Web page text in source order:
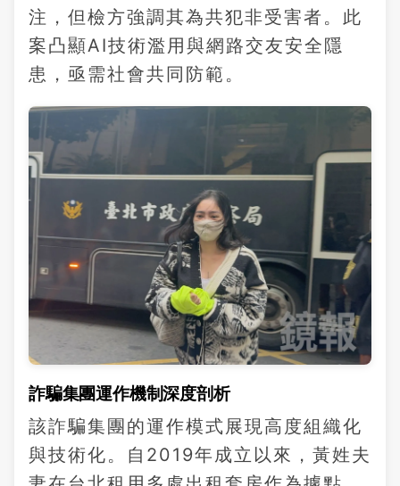
注，但檢方強調其為共犯非受害者。此
案凸顯AI技術濫用與網路交友安全隱
患，亟需社會共同防範。
詐騙集團運作機制深度剖析
該詐騙集團的運作模式展現高度組織化
與技術化。自2019年成立以來，黃姓夫